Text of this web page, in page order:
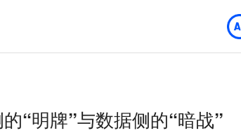
“明牌”与数据侧的“暗战”